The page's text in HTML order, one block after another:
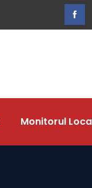
Monitorul